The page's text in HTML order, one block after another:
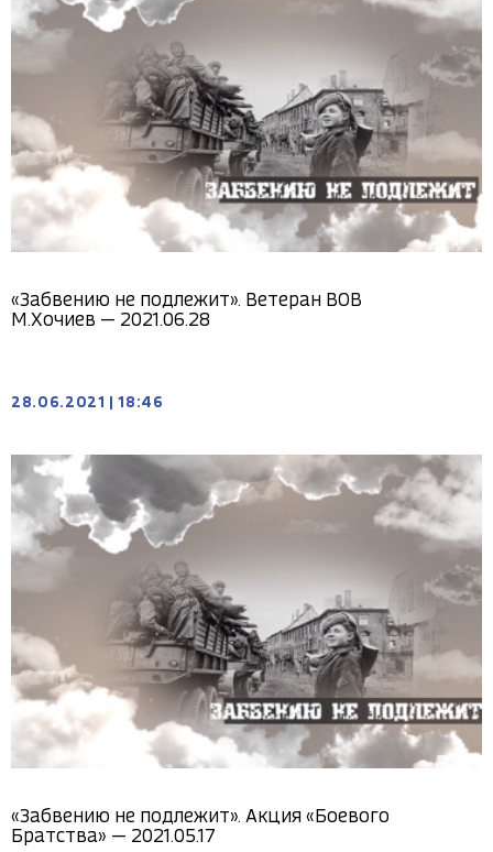
«Забвению не подлежит». Ветеран ВОВ
М.Хочиев — 2021.06.28
28.06.2021 18:46
«Забвению не подлежит». Акция «Боевого
Братства» — 2021.05.17